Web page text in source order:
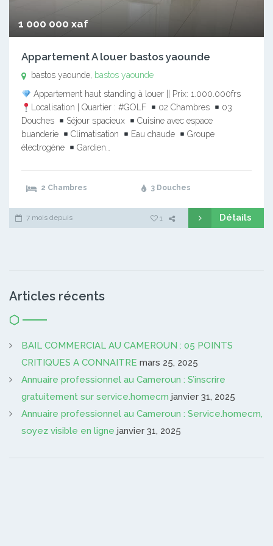
1 000 000 xaf
Appartement A louer bastos yaounde
bastos yaounde, bastos yaounde
Appartement haut standing à louer || Prix: 1.000.000frs
Localisation | Quartier : #GOLF
02 Chambres
03
Douches
Séjour spacieux
Cuisine avec espace
buanderie
Climatisation Eau chaude
Groupe
électrogène
Gardien…
2 Chambres 3 Douches
7 mois depuis 1 Détails
Articles récents
BAIL COMMERCIAL AU CAMEROUN : 05 POINTS
CRITIQUES A CONNAITRE mars 25, 2025
Annuaire professionnel au Cameroun : S’inscrire
gratuitement sur service.homecm janvier 31, 2025
Annuaire professionnel au Cameroun : Service.homecm,
soyez visible en ligne janvier 31, 2025